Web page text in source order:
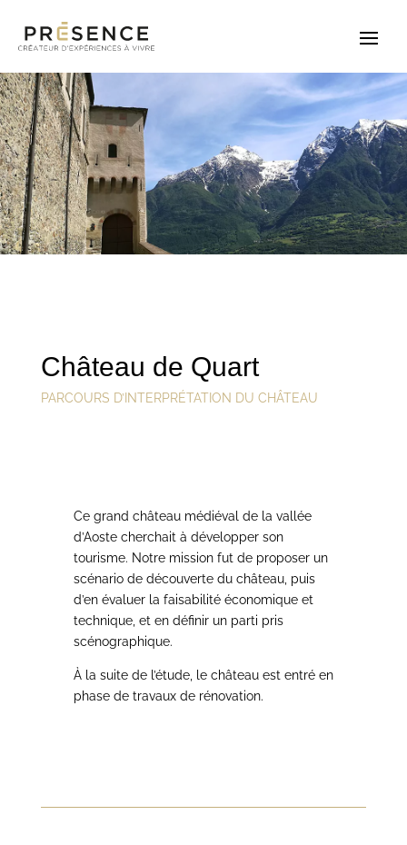
Château de Quart
PARCOURS D’INTERPRÉTATION DU CHÂTEAU
Ce grand château médiéval de la vallée
d’Aoste cherchait à développer son
tourisme. Notre mission fut de proposer un
scénario de découverte du château, puis
d’en évaluer la faisabilité économique et
technique, et en définir un parti pris
scénographique.
À la suite de l’étude, le château est entré en
phase de travaux de rénovation.